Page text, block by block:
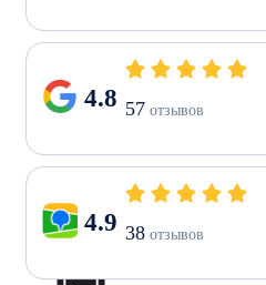
4.8 57 отзывов
4.9 38 отзывов